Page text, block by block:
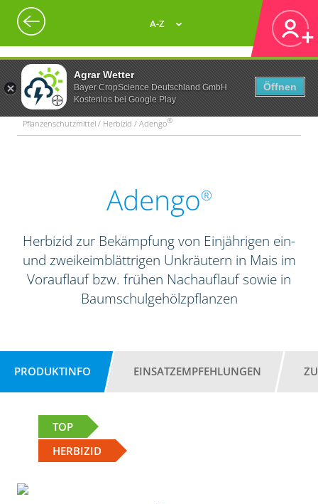
Agrar Wetter
Bayer CropScience Deutschland GmbH
Kostenlos bei Google Play
Öffnen
A-Z
Pflanzenschutzmittel / Herbizid / Adengo®
Adengo®
Herbizid zur Bekämpfung von Einjährigen ein-
und zweikeimblättrigen Unkräutern in Mais im
Vorauflauf bzw. frühen Nachauflauf sowie in
Baumschulgehölzpflanzen
PRODUKTINFO EINSATZEMPFEHLUNGEN
TOP
HERBIZID